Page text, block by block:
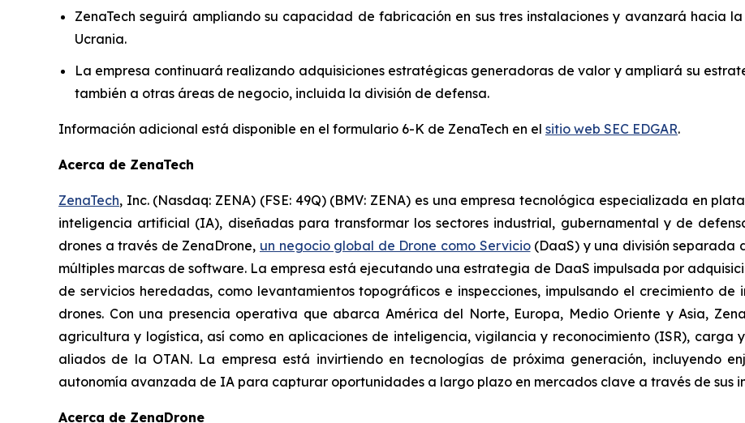
ZenaTech seguirá ampliando su capacidad de fabricación en sus tres instalaciones y avanzará hacia
Ucrania.
La empresa continuará realizando adquisiciones estratégicas generadoras de valor y ampliará su
también a otras áreas de negocio, incluida la división de defensa.
Información adicional está disponible en el formulario 6-K de ZenaTech en el sitio web SEC EDGAR.
Acerca de ZenaTech
ZenaTech, Inc. (Nasdaq: ZENA) (FSE: 49Q) (BMV: ZENA) es una empresa tecnológica especializada en
inteligencia artificial (IA), diseñadas para transformar los sectores industrial, gubernamental y de
drones a través de ZenaDrone, un negocio global de Drone como Servicio(DaaS) y una división separada
múltiples marcas de software. La empresa está ejecutando una estrategia de DaaS impulsada por
de servicios heredadas, como levantamientos topográficos e inspecciones, impulsando el crecimiento de
drones. Con una presencia operativa que abarca América del Norte, Europa, Medio Oriente y Asia,
agricultura y logística, así como en aplicaciones de inteligencia, vigilancia y reconocimiento (ISR), carga
aliados de la OTAN. La empresa está invirtiendo en tecnologías de próxima generación, incluyendo
autonomía avanzada de IA para capturar oportunidades a largo plazo en mercados clave a través de sus
Acerca de ZenaDrone